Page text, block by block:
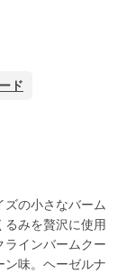
ド
ズの小さなバーム
るみを贅沢に使用
ラインバームクー
ン味。ヘーゼルナ